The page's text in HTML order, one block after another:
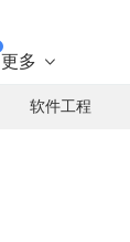
更多 
软件工程